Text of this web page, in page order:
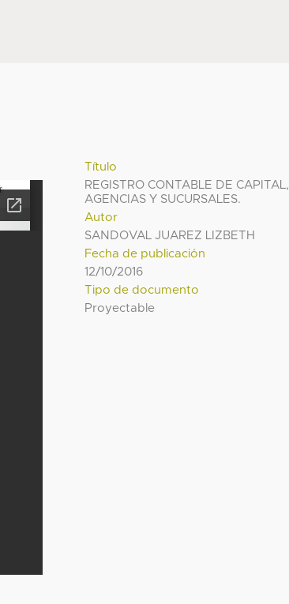
Título
REGISTRO CONTABLE DE CAPITAL,
AGENCIAS Y SUCURSALES.
Autor
SANDOVAL JUAREZ LIZBETH
Fecha de publicación
12/10/2016
Tipo de documento
Proyectable